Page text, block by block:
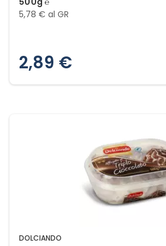
5,78 € al GR
2,89 €
DOLCIANDO